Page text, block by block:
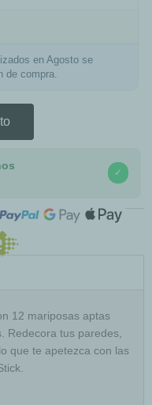
en Agosto se
de compra.
✓
12 mariposas aptas
Redecora tus paredes,
que te apetezca con las